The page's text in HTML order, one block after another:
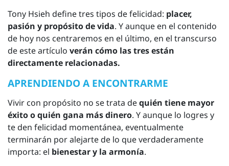
Tony Hsieh define tres tipos de felicidad: placer,
pasión y propósito de vida. Y aunque en el contenido
de hoy nos centraremos en el último, en el transcurso
de este artículo verán cómo las tres están
directamente relacionadas.
APRENDIENDO A ENCONTRARME
Vivir con propósito no se trata dequién tiene mayor
éxito o quién gana más dinero. Y aunque lo logres y
te den felicidad momentánea, eventualmente
terminarán por alejarte de lo que verdaderamente
importa: el bienestar y la armonía.